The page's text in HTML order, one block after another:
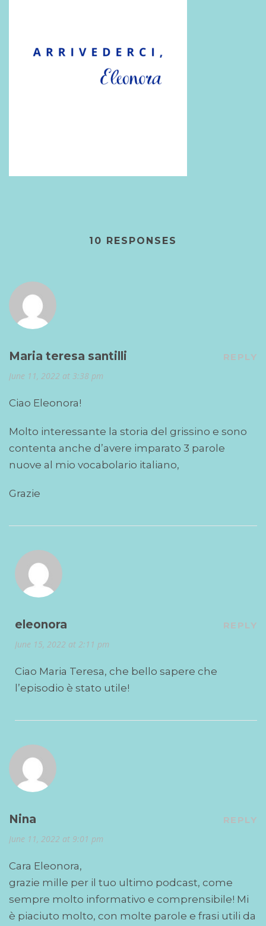
10 RESPONSES
Maria teresa santilli
June 11, 2022 at 3:38 pm
REPLY
Ciao Eleonora!
Molto interessante la storia del grissino e sono
contenta anche d’avere imparato 3 parole
nuove al mio vocabolario italiano,
Grazie
eleonora
June 15, 2022 at 2:11 pm
REPLY
Ciao Maria Teresa, che bello sapere che
l’episodio è stato utile!
Nina
June 11, 2022 at 9:01 pm
REPLY
Cara Eleonora,
grazie mille per il tuo ultimo podcast, come
sempre molto informativo e comprensibile! Mi
è piaciuto molto, con molte parole e frasi utili da